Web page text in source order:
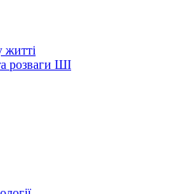
розваги ШІ